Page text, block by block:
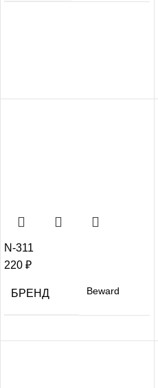
N-311
220 ₽
БРЕНД Beward